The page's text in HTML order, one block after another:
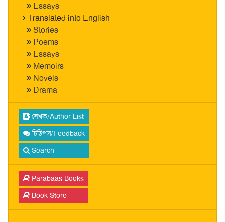
Essays
Translated into English
Stories
Poems
Essays
Memoirs
Novels
Drama
লেখক/Author List
চিঠিপত্র/Feedback
Search
Parabaas Books
Book Store